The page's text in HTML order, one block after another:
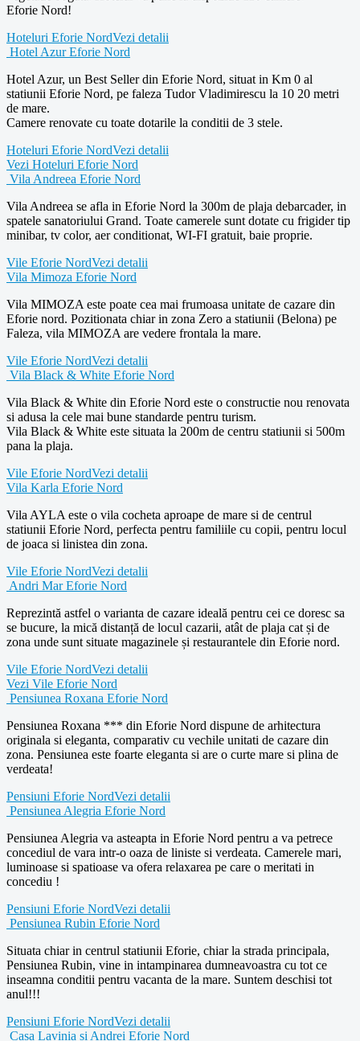
Eforie Nord!
Hoteluri Eforie NordVezi detalii
Hotel Azur Eforie Nord
Hotel Azur, un Best Seller din Eforie Nord, situat in Km 0 al
statiunii Eforie Nord, pe faleza Tudor Vladimirescu la 10 20 metri
de mare.
Camere renovate cu toate dotarile la conditii de 3 stele.
Hoteluri Eforie NordVezi detalii
Vezi Hoteluri Eforie Nord
Vila Andreea Eforie Nord
Vila Andreea se afla in Eforie Nord la 300m de plaja debarcader, in
spatele sanatoriului Grand. Toate camerele sunt dotate cu frigider tip
minibar, tv color, aer conditionat, WI-FI gratuit, baie proprie.
Vile Eforie NordVezi detalii
Vila Mimoza Eforie Nord
Vila MIMOZA este poate cea mai frumoasa unitate de cazare din
Eforie nord. Pozitionata chiar in zona Zero a statiunii (Belona) pe
Faleza, vila MIMOZA are vedere frontala la mare.
Vile Eforie NordVezi detalii
Vila Black & White Eforie Nord
Vila Black & White din Eforie Nord este o constructie nou renovata
si adusa la cele mai bune standarde pentru turism.
Vila Black & White este situata la 200m de centru statiunii si 500m
pana la plaja.
Vile Eforie NordVezi detalii
Vila Karla Eforie Nord
Vila AYLA este o vila cocheta aproape de mare si de centrul
statiunii Eforie Nord, perfecta pentru familiile cu copii, pentru locul
de joaca si linistea din zona.
Vile Eforie NordVezi detalii
Andri Mar Eforie Nord
Reprezintă astfel o varianta de cazare ideală pentru cei ce doresc sa
se bucure, la mică distanță de locul cazarii, atât de plaja cat și de
zona unde sunt situate magazinele și restaurantele din Eforie nord.
Vile Eforie NordVezi detalii
Vezi Vile Eforie Nord
Pensiunea Roxana Eforie Nord
Pensiunea Roxana *** din Eforie Nord dispune de arhitectura
originala si eleganta, comparativ cu vechile unitati de cazare din
zona. Pensiunea este foarte eleganta si are o curte mare si plina de
verdeata!
Pensiuni Eforie NordVezi detalii
Pensiunea Alegria Eforie Nord
Pensiunea Alegria va asteapta in Eforie Nord pentru a va petrece
concediul de vara intr-o oaza de liniste si verdeata. Camerele mari,
luminoase si spatioase va ofera relaxarea pe care o meritati in
concediu !
Pensiuni Eforie NordVezi detalii
Pensiunea Rubin Eforie Nord
Situata chiar in centrul statiunii Eforie, chiar la strada principala,
Pensiunea Rubin, vine in intampinarea dumneavoastra cu tot ce
inseamna conditii pentru vacanta de la mare. Suntem deschisi tot
anul!!!
Pensiuni Eforie NordVezi detalii
Casa Lavinia si Andrei Eforie Nord